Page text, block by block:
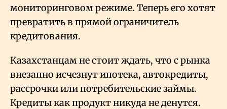
мониторинговом режиме. Теперь его хотят
превратить в прямой ограничитель
кредитования.
Казахстанцам не стоит ждать, что с рынка
внезапно исчезнут ипотека, автокредиты,
рассрочки или потребительские займы.
Кредиты как продукт никуда не денутся.